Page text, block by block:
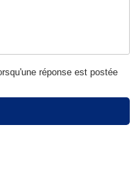
réponse est postée